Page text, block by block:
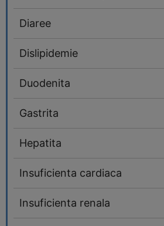
Diaree
Dislipidemie
Duodenita
Gastrita
Hepatita
Insuficienta cardiaca
Insuficienta renala